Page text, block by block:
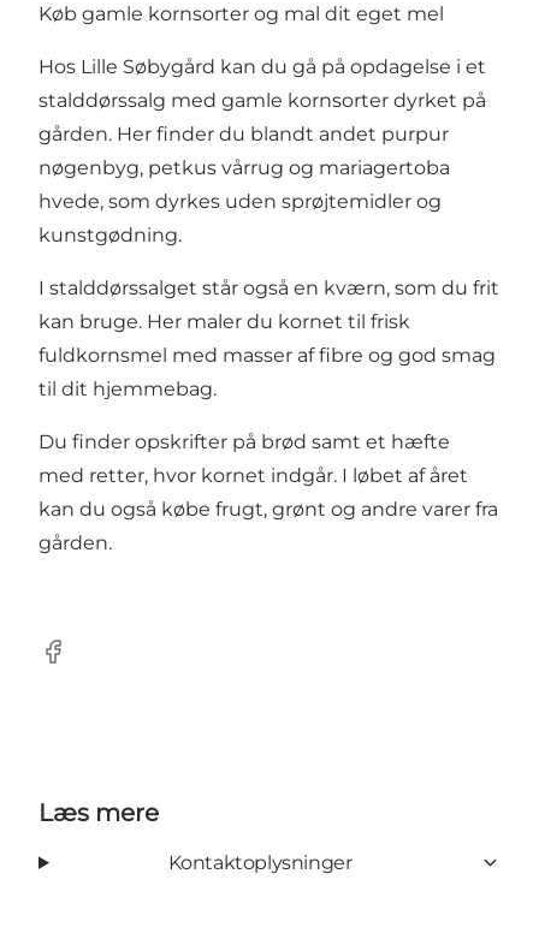
Køb gamle kornsorter og mal dit eget mel
Hos Lille Søbygård kan du gå på opdagelse i et
stalddørssalg med gamle kornsorter dyrket på
gården. Her finder du blandt andet purpur
nøgenbyg, petkus vårrug og mariagertoba
hvede, som dyrkes uden sprøjtemidler og
kunstgødning.
I stalddørssalget står også en kværn, som du frit
kan bruge. Her maler du kornet til frisk
fuldkornsmel med masser af fibre og god smag
til dit hjemmebag.
Du finder opskrifter på brød samt et hæfte
med retter, hvor kornet indgår. I løbet af året
kan du også købe frugt, grønt og andre varer fra
gården.
Facebook
Læs mere
Kontaktoplysninger